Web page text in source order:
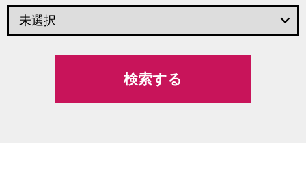
keyboard_arrow_down